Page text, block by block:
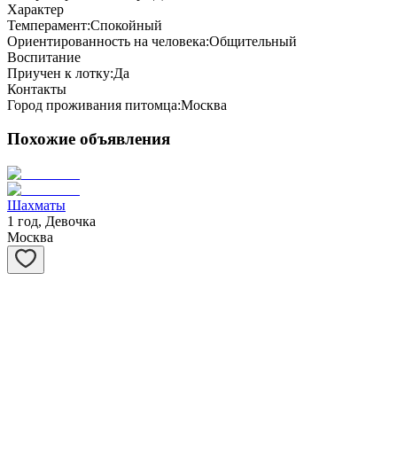
Характер
Темперамент:Спокойный
Ориентированность на человека:Общительный
Воспитание
Приучен к лотку:Да
Контакты
Город проживания питомца:Москва
Похожие объявления
Шахматы
1 год, Девочка
Москва